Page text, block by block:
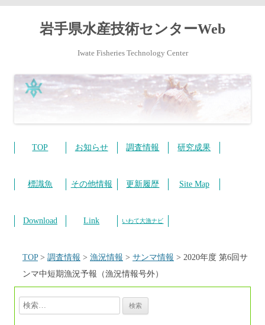
岩手県水産技術センターWeb
Iwate Fisheries Technology Center
テ
ン
ス
キ
TOP お知らせ 調査情報 研究成果
標識魚 その他情報 更新履歴 Site Map
Download Link いわて大漁ナビ
TOP> 調査情報 > 漁況情報 > サンマ情報 > 2020年度 第6回サ
ンマ中短期漁況予報（漁況情報号外）
検
索: